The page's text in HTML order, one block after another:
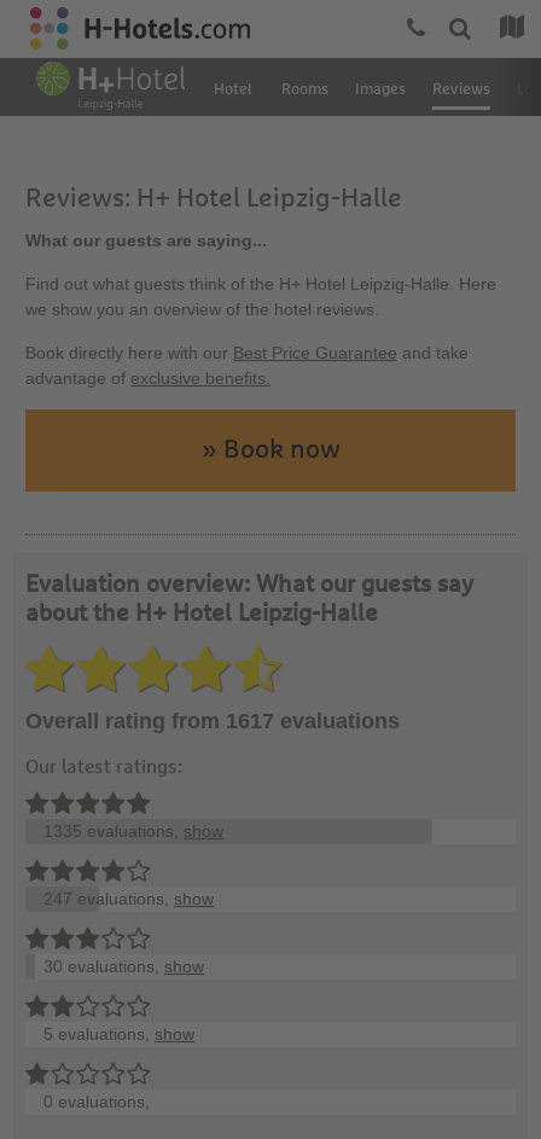
Hotel Rooms Images Reviews
Reviews: H+ Hotel Leipzig-Halle
What our guests are saying...
Find out what guests think of the H+ Hotel Leipzig-Halle. Here
we show you an overview of the hotel reviews.
Book directly here with our Best Price Guarantee and take
advantage of exclusive benefits.
» Book now
Evaluation overview: What our guests say
about the H+ Hotel Leipzig-Halle
Overall rating from 1617 evaluations
Our latest ratings:
1335 evaluations, show
247 evaluations, show
30 evaluations, show
5 evaluations, show
0 evaluations,